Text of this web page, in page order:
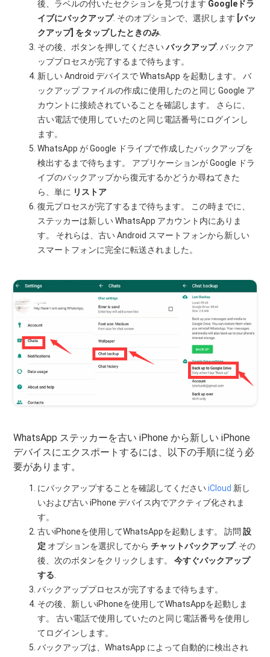
後、ラベルの付いたセクションを見つけます Googleドラ
イブにバックアップ. そのオプションで、選択します [バッ
クアップ] をタップしたときのみ
その後、ボタンを押してくださいバックアップ. バックア
ッププロセスが完了するまで待ちます。
新しい Android デバイスで WhatsApp を起動します。 バ
ックアップ ファイルの作成に使用したのと同じ Google ア
カウントに接続されていることを確認します。 さらに、
古い電話で使用していたのと同じ電話番号にログインし
ます。
WhatsApp が Google ドライブで作成したバックアップを
検出するまで待ちます。 アプリケーションが Google ドラ
イブのバックアップから復元するかどうか尋ねてきた
ら、単に リストア
復元プロセスが完了するまで待ちます。 この時までに、
ステッカーは新しい WhatsApp アカウント内にありま
す。 それらは、古い Android スマートフォンから新しい
スマートフォンに完全に転送されました。
WhatsApp ステッカーを古い iPhone から新しい iPhone
デバイスにエクスポートするには、以下の手順に従う必
要があります。
にバックアップすることを確認してくださいiCloud 新し
いおよび古い iPhone デバイス内でアクティブ化されま
す。
古いiPhoneを使用してWhatsAppを起動します。 訪問設
定 オプションを選択してからチャットバックアップ. その
後、次のボタンをクリックします。今すぐバックアップ
する
バックアッププロセスが完了するまで待ちます。
その後、新しいiPhoneを使用してWhatsAppを起動しま
す。 古い電話で使用していたのと同じ電話番号を使用し
てログインします。
バックアップは、WhatsApp によって自動的に検出され